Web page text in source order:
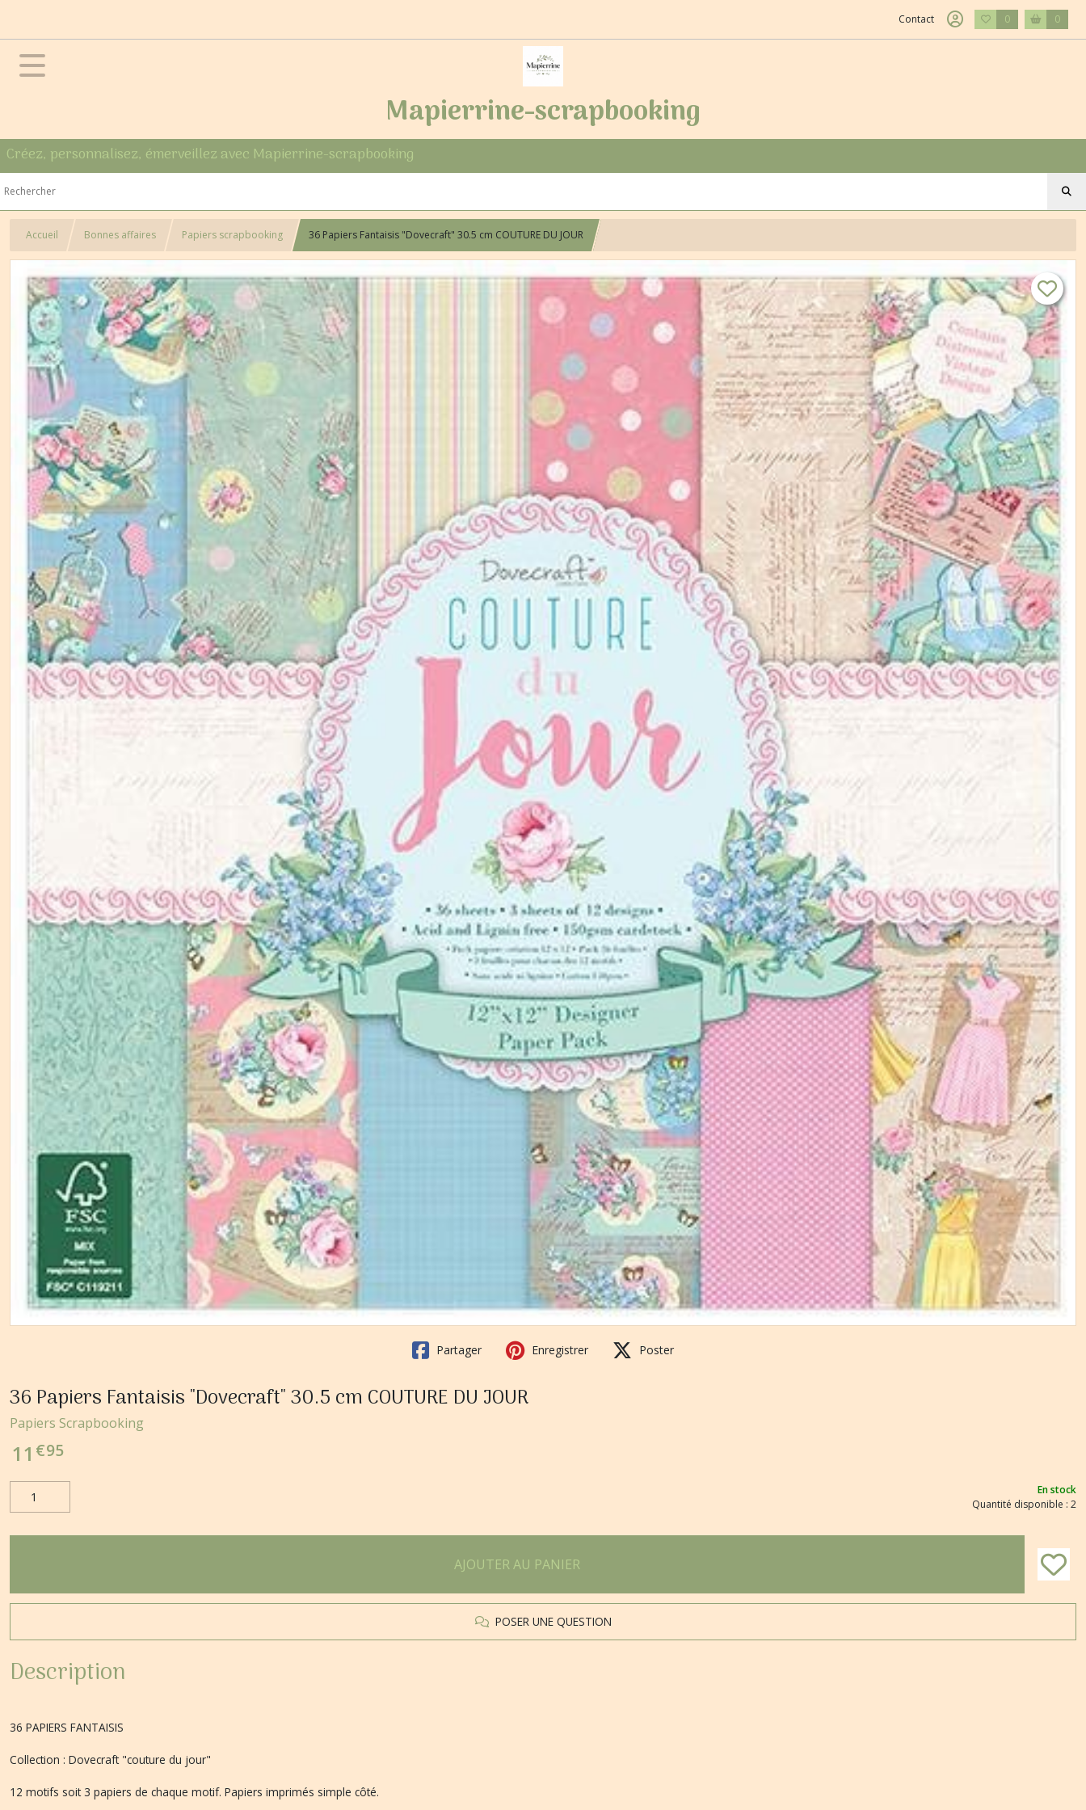
Contact 0 0
Mapierrine-scrapbooking
Créez, personnalisez, émerveillez avec Mapierrine-scrapbooking
Accueil Bonnes affaires Papiers scrapbooking 36 Papiers Fantaisis "Dovecraft" 30.5 cm COUTURE DU JOUR
Partager Enregistrer Poster
36 Papiers Fantaisis "Dovecraft" 30.5 cm COUTURE DU JOUR
Papiers Scrapbooking
11 €95
En stock
Quantité disponible : 2
AJOUTER AU PANIER
POSER UNE QUESTION
Description
36 PAPIERS FANTAISIS
Collection : Dovecraft "couture du jour"
12 motifs soit 3 papiers de chaque motif. Papiers imprimés simple côté.